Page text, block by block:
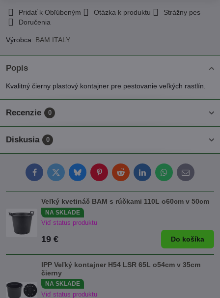
Pridať k Obľúbeným Otázka k produktu
Strážny pes
Doručenia
Výrobca: BAM ITALY
Popis
Kvalitný čierny plastový kontajner pre pestovanie veľkých rastlín.
Recenzie 0
Diskusia 0
FacebookTwitterBlueskyPinterestRedditLinkedInWhatsApp
E-
mail
Veľký kvetináč BAM s rúčkami 110L o60cm v 50cm
NA SKLADE
Viď status produktu
19 € Do košíka
IPP Veľký kontajner H54 LSR 65L o54cm v 35cm
čierny
NA SKLADE
Viď status produktu